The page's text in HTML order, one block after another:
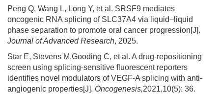
Peng Q, Wang L, Long Y, et al. SRSF9 mediates
oncogenic RNA splicing of SLC37A4 via liquid–liquid
phase separation to promote oral cancer progression[J].
Journal of Advanced Research, 2025.
Star E, Stevens M,Gooding C, et al. A drug-repositioning
screen using splicing-sensitive fluorescent reporters
identifies novel modulators of VEGF-A splicing with anti-
angiogenic properties[J]. Oncogenesis,2021,10(5): 36.